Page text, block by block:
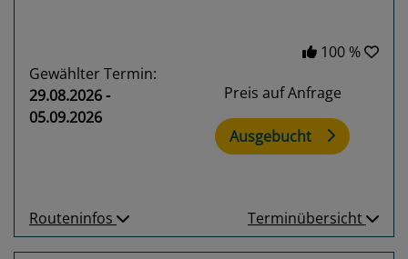
100 %
Gewählter Termin:
29.08.2026 -
05.09.2026
Preis auf Anfrage
Ausgebucht
Routeninfos Terminübersicht